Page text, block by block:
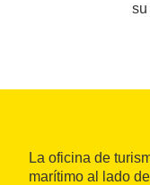
su
La oficina de
marítimo al lado